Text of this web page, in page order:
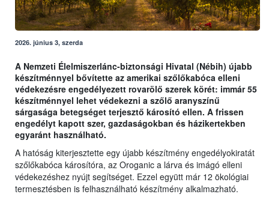
2026. június 3, szerda
A Nemzeti Élelmiszerlánc-biztonsági Hivatal (Nébih) újabb
készítménnyel bővítette az amerikai szőlőkabóca elleni
védekezésre engedélyezett rovarölő szerek körét: immár 55
készítménnyel lehet védekezni a szőlő aranyszínű
sárgasága betegséget terjesztő károsító ellen. A frissen
engedélyt kapott szer, gazdaságokban és házikertekben
egyaránt használható.
A hatóság kiterjesztette egy újabb készítmény engedélyokiratát
szőlőkabóca károsítóra, az Oroganic a lárva és imágó elleni
védekezéshez nyújt segítséget. Ezzel együtt már 12 ökológiai
termesztésben is felhasználható készítmény alkalmazható.